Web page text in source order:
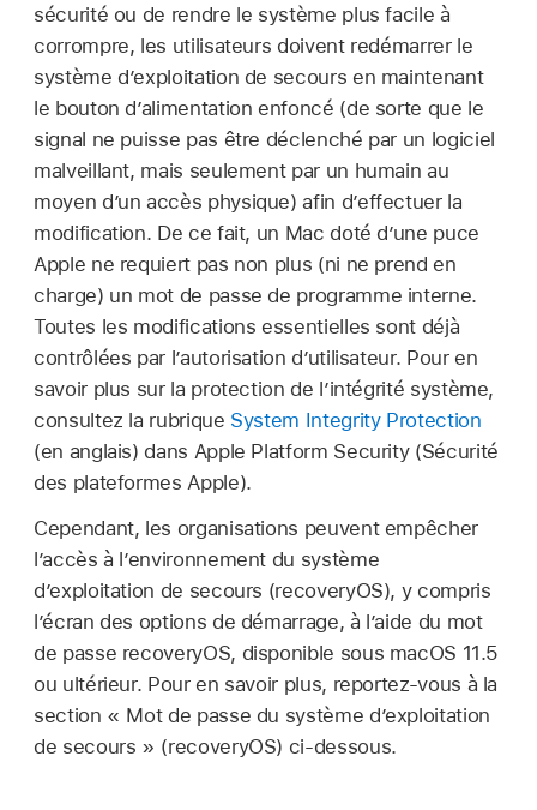
sécurité ou de rendre le système plus facile à
corrompre, les utilisateurs doivent redémarrer le
système d’exploitation de secours en maintenant
le bouton d’alimentation enfoncé (de sorte que le
signal ne puisse pas être déclenché par un logiciel
malveillant, mais seulement par un humain au
moyen d’un accès physique) afin d’effectuer la
modification. De ce fait, un Mac doté d’une puce
Apple ne requiert pas non plus (ni ne prend en
charge) un mot de passe de programme interne.
Toutes les modifications essentielles sont déjà
contrôlées par l’autorisation d’utilisateur. Pour en
savoir plus sur la protection de l’intégrité système,
consultez la rubrique System Integrity Protection
(en anglais) dans Apple Platform Security (Sécurité
des plateformes Apple).
Cependant, les organisations peuvent empêcher
lʼaccès à lʼenvironnement du système
dʼexploitation de secours (recoveryOS), y compris
lʼécran des options de démarrage, à lʼaide du mot
de passe recoveryOS, disponible sous macOS 11.5
ou ultérieur. Pour en savoir plus, reportez-vous à la
section « Mot de passe du système dʼexploitation
de secours » (recoveryOS) ci-dessous.